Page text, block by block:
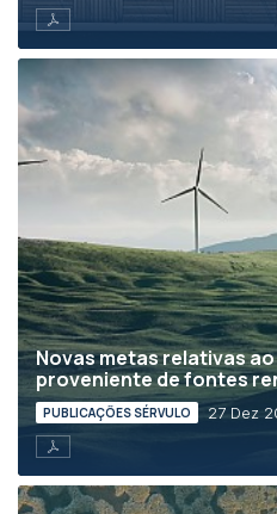
Novas metas relativas
proveniente de fontes
PUBLICAÇÕES SÉRVULO 27 Dez